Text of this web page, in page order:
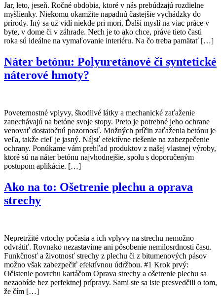
Jar, leto, jeseň. Ročné obdobia, ktoré v nás prebúdzajú rozdielne
myšlienky. Niekomu okamžite napadnú častejšie vychádzky do
prírody. Iný sa už vidí niekde pri mori. Ďalší myslí na viac práce v
byte, v dome či v záhrade. Nech je to ako chce, práve tieto časti
roka sú ideálne na vymaľovanie interiéru. Na čo treba pamätať […]
Náter betónu: Polyuretánové či syntetické
náterové hmoty?
Poveternostné vplyvy, škodlivé látky a mechanické zaťaženie
zanechávajú na betóne svoje stopy. Preto je potrebné jeho ochrane
venovať dostatočnú pozornosť. Možných príčin zaťaženia betónu je
veľa, takže cieľ je jasný. Nájsť efektívne riešenie na zabezpečenie
ochrany. Ponúkame vám prehľad produktov z našej vlastnej výroby,
ktoré sú na náter betónu najvhodnejšie, spolu s doporučeným
postupom aplikácie. […]
Ako na to: Ošetrenie plechu a oprava
strechy
Nepretržité vrtochy počasia a ich vplyvy na strechu nemožno
odvrátiť. Rovnako nezastavíme ani pôsobenie nemilosrdnosti času.
Funkčnosť a životnosť strechy z plechu či z bitumenových pásov
možno však zabezpečiť efektívnou údržbou. #1 Krok prvý:
Očistenie povrchu kartáčom Oprava strechy a ošetrenie plechu sa
nezaobíde bez perfektnej prípravy. Sami ste sa iste presvedčili o tom,
že čím […]